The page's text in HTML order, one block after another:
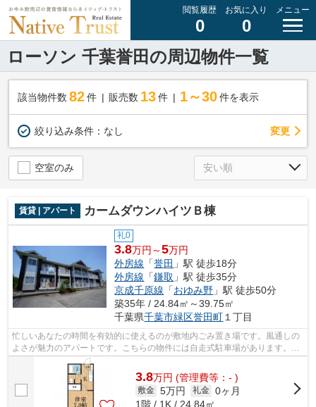
閲覧履歴
0
お気に入り
0
メニュー
ローソン 千葉誉田の周辺物件一覧
該当物件数 82件 販売数 13 件 1～30 件を表示
絞り込み条件： なし 変更
空室のみ
賃貸 | アパート カームダウンハイツＢ棟
礼0
3.8万円～5万円
外房線 「誉田 」駅 徒歩18分
外房線 「鎌取 」駅 徒歩35分
京成千原線 「おゆみ野 」駅 徒歩50分
築35年 / 24.84㎡～39.75㎡
千葉県千葉市緑区誉田町１丁目
忙しいあなたの時間を有効的に使えるのが敷地内ごみ置き場です。風通しの
よさが魅力のアパートです。こちらの物件には自走式駐車場があります。こ
ちらの物件はアパートです。千葉市緑...
3.8万円 (管理費等：- )
敷金 5万円 礼金 0ヶ月
1階 / 1K / 24.84㎡